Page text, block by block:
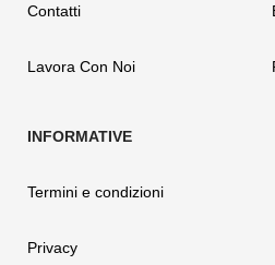
Contatti
Lavora Con Noi
Termini e condizioni
Privacy